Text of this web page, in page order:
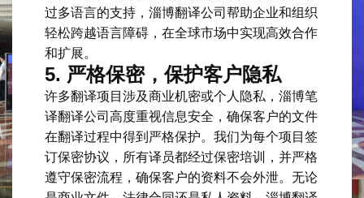
过多语言的支持，淄博翻译公司帮助企业和组织
轻松跨越语言障碍，在全球市场中实现高效合作
和扩展。
5. 严格保密，保护客户隐私
许多翻译项目涉及商业机密或个人隐私，淄博笔
译翻译公司高度重视信息安全，确保客户的文件
在翻译过程中得到严格保护。我们为每个项目签
订保密协议，所有译员都经过保密培训，并严格
遵守保密流程，确保客户的资料不会外泄。无论